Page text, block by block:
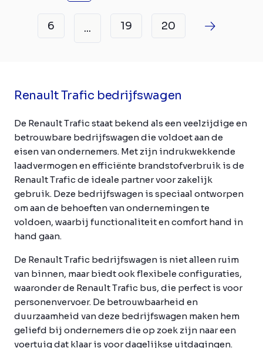
6 ... 19 20
Renault Trafic bedrijfswagen
De Renault Trafic staat bekend als een veelzijdige en
betrouwbare bedrijfswagen die voldoet aan de
eisen van ondernemers. Met zijn indrukwekkende
laadvermogen en efficiënte brandstofverbruik is de
Renault Trafic de ideale partner voor zakelijk
gebruik. Deze bedrijfswagen is speciaal ontworpen
om aan de behoeften van ondernemingen te
voldoen, waarbij functionaliteit en comfort hand in
hand gaan.
De Renault Trafic bedrijfswagen is niet alleen ruim
van binnen, maar biedt ook flexibele configuraties,
waaronder de Renault Trafic bus, die perfect is voor
personenvervoer. De betrouwbaarheid en
duurzaamheid van deze bedrijfswagen maken hem
geliefd bij ondernemers die op zoek zijn naar een
voertuig dat klaar is voor dagelijkse uitdagingen.